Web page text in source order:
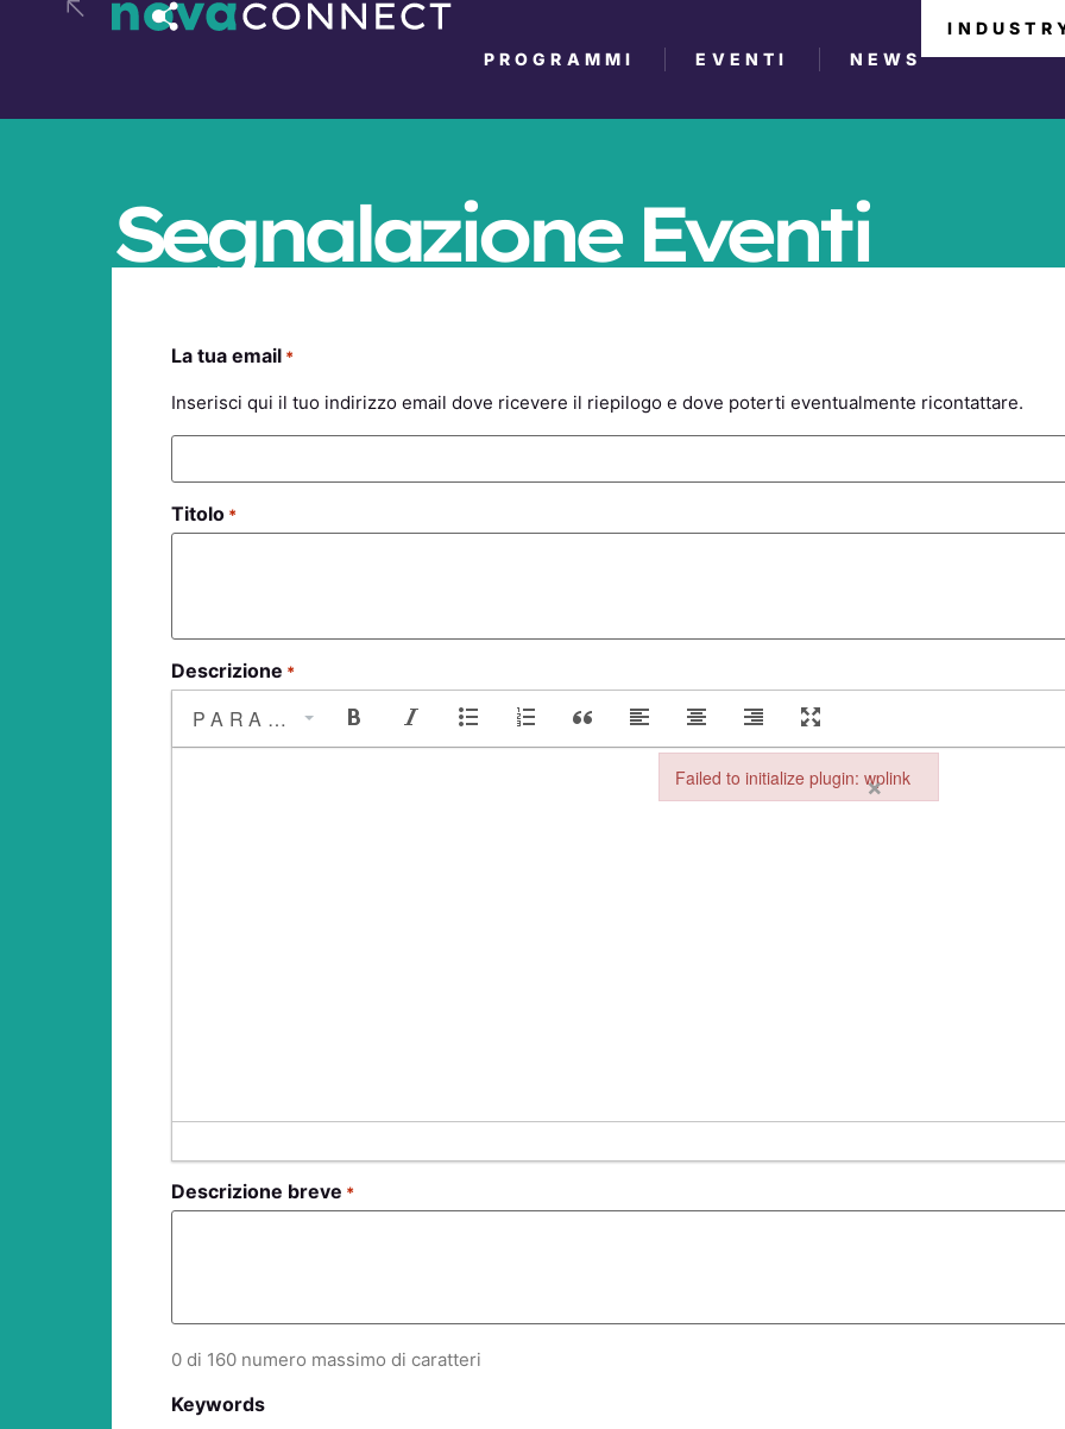
PROGRAMMI EVENTI NEWS
Segnalazione Eventi
La tua email *
Inserisci qui il tuo indirizzo email dove ricevere il riepilogo e dove poterti eventualmente ricontattare.
Titolo *
Descrizione *
PARAGRAFO
Descrizione breve *
0 di 160 numero massimo di caratteri
Keywords
Failed to initialize plugin: wplink
×
Failed to initialize plugin: wplink